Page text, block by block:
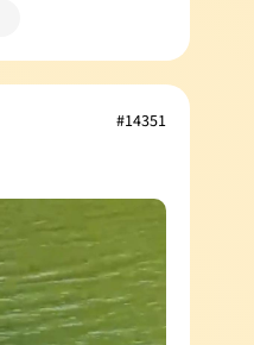
#14351